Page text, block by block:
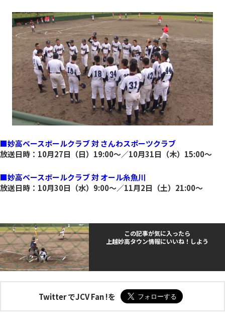
■妙高ベースボールクラブ 対 さんわスポーツクラブ
放送日時：10月27日（日）19:00～／10月31日（木）15:00～
■妙高ベースボールクラブ 対 オール糸魚川
放送日時：10月30日（水）9:00～／11月2日（土）21:00～
この記事が気に入ったら
上越妙高タウン情報にいいね！しよう
Twitter でJCV Fan !を